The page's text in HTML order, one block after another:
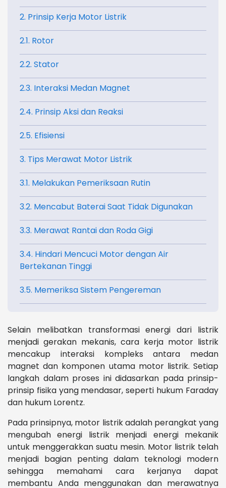
2. Prinsip Kerja Motor Listrik
2.1. Rotor
2.2. Stator
2.3. Interaksi Medan Magnet
2.4. Prinsip Aksi dan Reaksi
2.5. Efisiensi
3. Tips Merawat Motor Listrik
3.1. Melakukan Pemeriksaan Rutin
3.2. Mencabut Baterai Saat Tidak Digunakan
3.3. Merawat Rantai dan Roda Gigi
3.4. Hindari Mencuci Motor dengan Air
Bertekanan Tinggi
3.5. Memeriksa Sistem Pengereman
Selain melibatkan transformasi energi dari listrik
menjadi gerakan mekanis, cara kerja motor listrik
mencakup interaksi kompleks antara medan
magnet dan komponen utama motor listrik. Setiap
langkah dalam proses ini didasarkan pada prinsip-
prinsip fisika yang mendasar, seperti hukum Faraday
dan hukum Lorentz.
Pada prinsipnya, motor listrik adalah perangkat yang
mengubah energi listrik menjadi energi mekanik
untuk menggerakkan suatu mesin. Motor listrik telah
menjadi bagian penting dalam teknologi modern
sehingga memahami cara kerjanya dapat
membantu Anda menggunakan dan merawatnya